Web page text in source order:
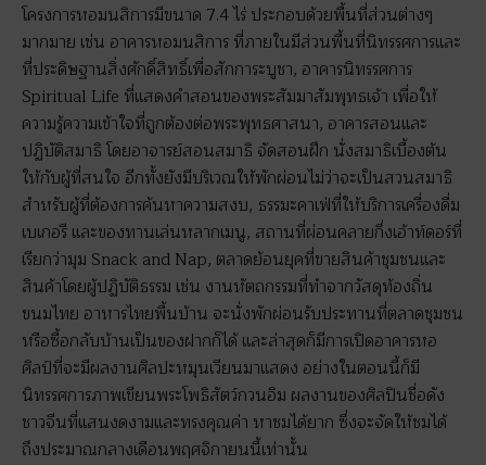
โครงการหอมนสิการมีขนาด 7.4 ไร่ ประกอบด้วยพื้นที่ส่วนต่างๆ
มากมาย เช่น อาคารหอมนสิการ ที่ภายในมีส่วนพื้นที่นิทรรศการและ
ที่ประดิษฐานสิ่งศักดิ์สิทธิ์เพื่อสักการะบูชา, อาคารนิทรรศการ
Spiritual Life ที่แสดงคำสอนของพระสัมมาสัมพุทธเจ้า เพื่อให้
ความรู้ความเข้าใจที่ถูกต้องต่อพระพุทธศาสนา, อาคารสอนและ
ปฏิบัติสมาธิ โดยอาจารย์สอนสมาธิ จัดสอนฝึก นั่งสมาธิเบื้องต้น
ให้กับผู้ที่สนใจ อีกทั้งยังมีบริเวณให้พักผ่อนไม่ว่าจะเป็นสวนสมาธิ
สำหรับผู้ที่ต้องการค้นหาความสงบ, ธรรมะคาเฟ่ที่ให้บริการเครื่องดื่ม
เบเกอรี และของทานเล่นหลากเมนู, สถานที่ผ่อนคลายกึ่งเอ้าท์ดอร์ที่
เรียกว่ามุม Snack and Nap, ตลาดย้อนยุคที่ขายสินค้าชุมชนและ
สินค้าโดยผู้ปฏิบัติธรรม เช่น งานหัตถกรรมที่ทำจากวัสดุท้องถิ่น
ขนมไทย อาหารไทยพื้นบ้าน จะนั่งพักผ่อนรับประทานที่ตลาดชุมชน
หรือซื้อกลับบ้านเป็นของฝากก็ได้ และล่าสุดก็มีการเปิดอาคารหอ
ศิลป์ที่จะมีผลงานศิลปะหมุนเวียนมาแสดง อย่างในตอนนี้ก็มี
นิทรรศการภาพเขียนพระโพธิสัตว์กวนอิม ผลงานของศิลปินชื่อดัง
ชาวจีนที่แสนงดงามและทรงคุณค่า หาชมได้ยาก ซึ่งจะจัดให้ชมได้
ถึงประมาณกลางเดือนพฤศจิกายนนี้เท่านั้น